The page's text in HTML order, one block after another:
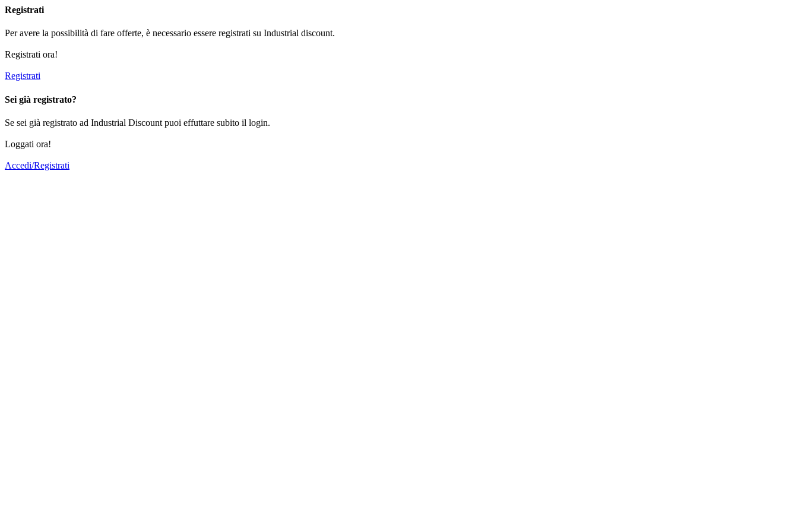
Registrati
Per avere la possibilità di fare offerte, è necessario essere registrati su Industrial discount.
Registrati ora!
Registrati
Sei già registrato?
Se sei già registrato ad Industrial Discount puoi effuttare subito il login.
Loggati ora!
Accedi/Registrati